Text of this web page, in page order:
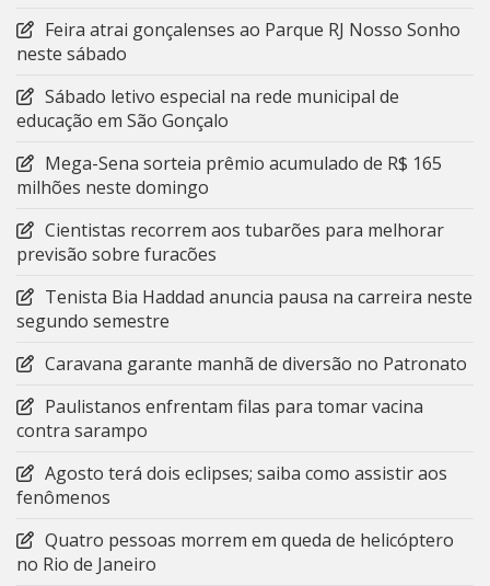
Feira atrai gonçalenses ao Parque RJ Nosso Sonho
neste sábado
Sábado letivo especial na rede municipal de
educação em São Gonçalo
Mega-Sena sorteia prêmio acumulado de R$ 165
milhões neste domingo
Cientistas recorrem aos tubarões para melhorar
previsão sobre furacões
Tenista Bia Haddad anuncia pausa na carreira neste
segundo semestre
Caravana garante manhã de diversão no Patronato
Paulistanos enfrentam filas para tomar vacina
contra sarampo
Agosto terá dois eclipses; saiba como assistir aos
fenômenos
Quatro pessoas morrem em queda de helicóptero
no Rio de Janeiro